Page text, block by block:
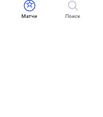
Матчи Поиск